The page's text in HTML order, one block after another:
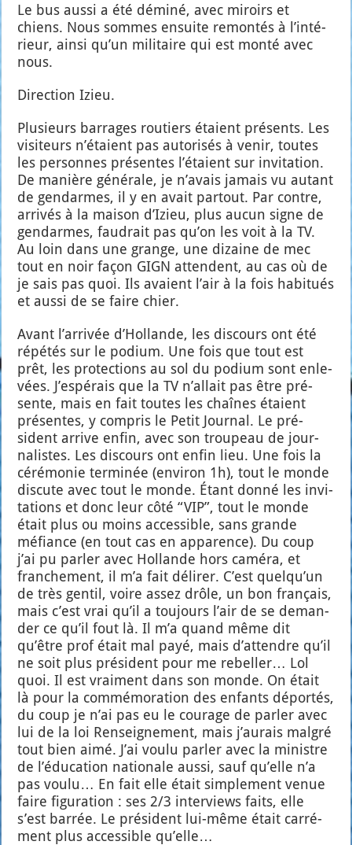
Le bus aus­si a été démi­né, avec miroirs et
chiens. Nous sommes ensuite remon­tés à l’in­té­
rieur, ain­si qu’un mili­taire qui est mon­té avec
nous.
Direc­tion Izieu.
Plu­sieurs bar­rages rou­tiers étaient pré­sents. Les
visi­teurs n’é­taient pas auto­ri­sés à venir, toutes
les per­sonnes pré­sentes l’é­taient sur invi­ta­tion.
De manière géné­rale, je n’a­vais jamais vu autant
de gen­darmes, il y en avait par­tout. Par contre,
arri­vés à la mai­son d’I­zieu, plus aucun signe de
gen­darmes, fau­drait pas qu’on les voit à la TV.
Au loin dans une grange, une dizaine de mec
tout en noir façon GIGN attendent, au cas où de
je sais pas quoi. Ils avaient l’air à la fois habi­tués
et aus­si de se faire chier.
Avant l’ar­ri­vée d’Hol­lande, les dis­cours ont été
répé­tés sur le podium. Une fois que tout est
prêt, les pro­tec­tions au sol du podium sont enle­
vées. J’es­pé­rais que la TV n’al­lait pas être pré­
sente, mais en fait toutes les chaînes étaient
pré­sentes, y com­pris le Petit Jour­nal. Le pré­
sident arrive enfin, avec son trou­peau de jour­
na­listes. Les dis­cours ont enfin lieu. Une fois la
céré­mo­nie ter­mi­née (envi­ron 1h), tout le monde
dis­cute avec tout le monde. Étant don­né les invi­
ta­tions et donc leur côté “VIP”, tout le monde
était plus ou moins acces­sible, sans grande
méfiance (en tout cas en appa­rence). Du coup
j’ai pu par­ler avec Hol­lande hors camé­ra, et
fran­che­ment, il m’a fait déli­rer. C’est quel­qu’un
de très gen­til, voire assez drôle, un bon fran­çais,
mais c’est vrai qu’il a tou­jours l’air de se deman­
der ce qu’il fout là. Il m’a quand même dit
qu’être prof était mal payé, mais d’at­tendre qu’il
ne soit plus pré­sident pour me rebel­ler… Lol
quoi. Il est vrai­ment dans son monde. On était
là pour la com­mé­mo­ra­tion des enfants dépor­tés,
du coup je n’ai pas eu le cou­rage de par­ler avec
lui de la loi Ren­sei­gne­ment, mais j’au­rais mal­gré
tout bien aimé. J’ai vou­lu par­ler avec la ministre
de l’é­du­ca­tion natio­nale aus­si, sauf qu’elle n’a
pas vou­lu… En fait elle était sim­ple­ment venue
faire figu­ra­tion : ses 2/3 inter­views faits, elle
s’est bar­rée. Le pré­sident lui-même était car­ré­
ment plus acces­sible qu’elle…